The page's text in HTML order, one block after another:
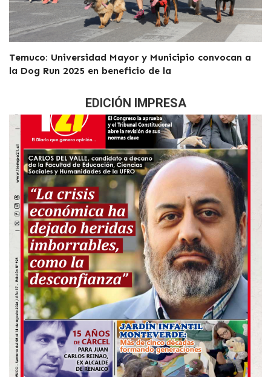
Temuco: Universidad Mayor y Municipio convocan a
la Dog Run 2025 en beneficio de la
EDICIÓN IMPRESA